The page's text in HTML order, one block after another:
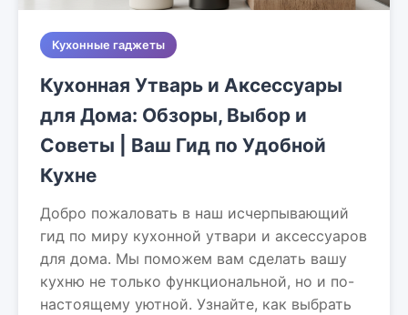
Кухонные гаджеты
Кухонная Утварь и Аксессуары
для Дома: Обзоры, Выбор и
Советы | Ваш Гид по Удобной
Кухне
Добро пожаловать в наш исчерпывающий
гид по миру кухонной утвари и аксессуаров
для дома. Мы поможем вам сделать вашу
кухню не только функциональной, но и по-
настоящему уютной. Узнайте, как выбрать